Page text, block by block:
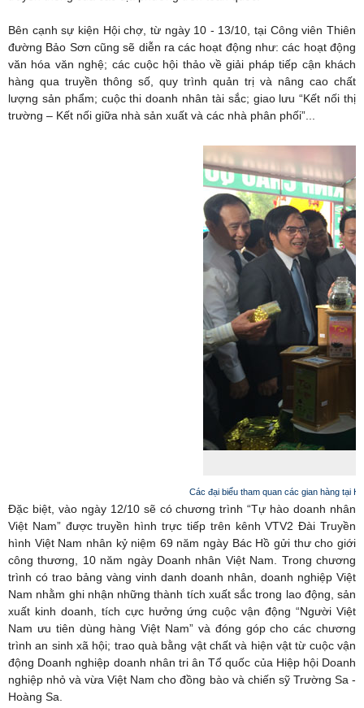
Bên cạnh sự kiện Hội chợ, từ ngày 10 - 13/10, tại Công viên Thiên
đường Bảo Sơn cũng sẽ diễn ra các hoạt động như: các hoạt động
văn hóa văn nghệ; các cuộc hội thảo về giải pháp tiếp cận khách
hàng qua truyền thông số, quy trình quản trị và nâng cao chất
lượng sản phẩm; cuộc thi doanh nhân tài sắc; giao lưu “Kết nối thị
trường – Kết nối giữa nhà sản xuất và các nhà phân phối”...
Các đại biểu tham quan các gian hàng tại
Đặc biệt, vào ngày 12/10 sẽ có chương trình “Tự hào doanh nhân
Việt Nam” được truyền hình trực tiếp trên kênh VTV2 Đài Truyền
hình Việt Nam nhân kỷ niệm 69 năm ngày Bác Hồ gửi thư cho giới
công thương, 10 năm ngày Doanh nhân Việt Nam. Trong chương
trình có trao bảng vàng vinh danh doanh nhân, doanh nghiệp Việt
Nam nhằm ghi nhận những thành tích xuất sắc trong lao động, sản
xuất kinh doanh, tích cực hưởng ứng cuộc vận động “Người Việt
Nam ưu tiên dùng hàng Việt Nam” và đóng góp cho các chương
trình an sinh xã hội; trao quà bằng vật chất và hiện vật từ cuộc vận
động Doanh nghiệp doanh nhân tri ân Tổ quốc của Hiệp hội Doanh
nghiệp nhỏ và vừa Việt Nam cho đồng bào và chiến sỹ Trường Sa -
Hoàng Sa.